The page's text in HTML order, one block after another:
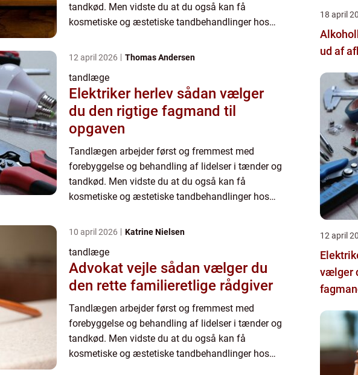
tandkød. Men vidste du at du også kan få
kosmetiske og æstetiske tandbehandlinger hos
12 april 2026 Thomas Andersen
tandlæge
Elektriker herlev sådan vælger
du den rigtige fagmand til
opgaven
Tandlægen arbejder først og fremmest med
forebyggelse og behandling af lidelser i tænder og
tandkød. Men vidste du at du også kan få
kosmetiske og æstetiske tandbehandlinger hos
10 april 2026 Katrine Nielsen
tandlæge
Advokat vejle sådan vælger du
den rette familieretlige rådgiver
Tandlægen arbejder først og fremmest med
forebyggelse og behandling af lidelser i tænder og
tandkød. Men vidste du at du også kan få
kosmetiske og æstetiske tandbehandlinger hos
18 april
ud af
12 april
Elektriker
vælger